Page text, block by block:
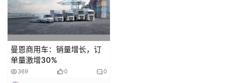
曼恩商用车：销量增长，订
单量激增30%
369 0 0